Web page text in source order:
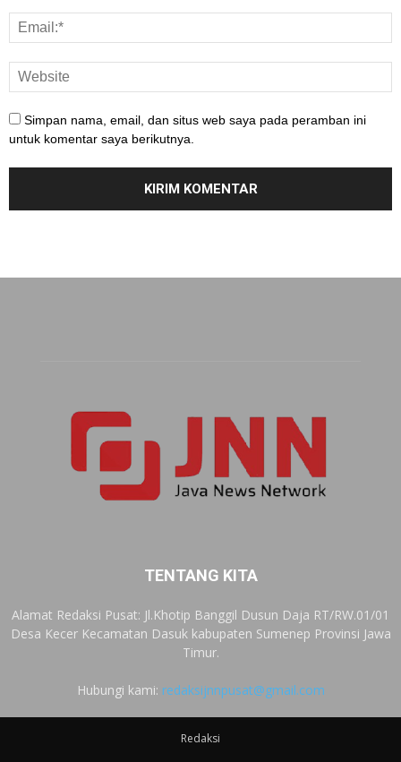
Simpan nama, email, dan situs web saya pada peramban ini
untuk komentar saya berikutnya.
TENTANG KITA
Alamat Redaksi Pusat: Jl.Khotip Banggil Dusun Daja RT/RW.01/01
Desa Kecer Kecamatan Dasuk kabupaten Sumenep Provinsi Jawa
Timur.
Hubungi kami: redaksijnnpusat@gmail.com
Redaksi